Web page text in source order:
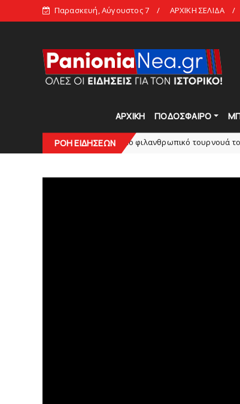
Παρασκευή, Αύγουστος 7 ΑΡΧΙΚΗ ΣΕΛΙΔΑ
ΑΡΧΙΚΗ ΠΟΔΟΣΦΑΙΡΟ
ΡΟΗ ΕΙΔΗΣΕΩΝ
Tο πρόγραμμα στο φιλανθρωπικό τουρνουά του Bόλου